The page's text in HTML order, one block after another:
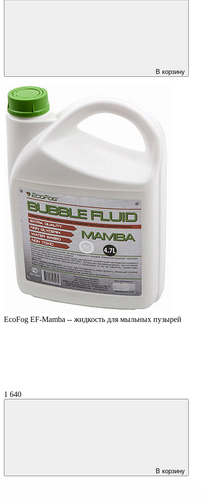
В корзину
EcoFog EF-Mamba -- жидкость для мыльных пузырей
1 640
В корзину